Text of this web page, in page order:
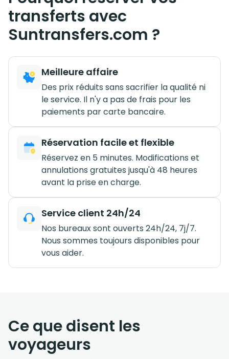
transferts avec
Suntransfers.com ?
Meilleure affaire
Des prix réduits sans sacrifier la qualité ni
le service. Il n'y a pas de frais pour les
paiements par carte bancaire.
Réservation facile et flexible
Réservez en 5 minutes. Modifications et
annulations gratuites jusqu'à 48 heures
avant la prise en charge.
Service client 24h/24
Nos bureaux sont ouverts 24h/24, 7j/7.
Nous sommes toujours disponibles pour
vous aider.
Ce que disent les
voyageurs